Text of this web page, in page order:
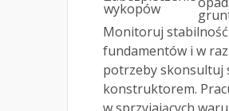
wykopów
Monitoruj stabilność
fundamentów i w
potrzeby skonsultuj
konstruktorem.